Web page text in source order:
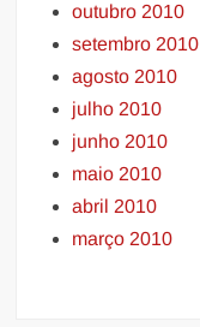
outubro 2010
setembro 2010
agosto 2010
julho 2010
junho 2010
maio 2010
abril 2010
março 2010